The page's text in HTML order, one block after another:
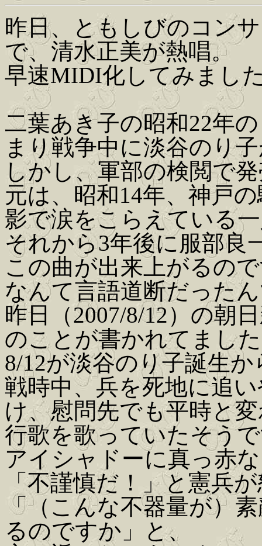
昨日、ともしびのコン
で、清水正美が熱唱。
早速MIDI化してみまし
二葉あき子の昭和22年
まり戦争中に淡谷のり
しかし、軍部の検閲で
元は、昭和14年、神戸
影で涙をこらえている
それから3年後に服部良
この曲が出来上がるの
なんて言語道断だった
昨日（2007/8/12）の朝
のことが書かれてまし
8/12が淡谷のり子誕生か
戦時中、兵を死地に追
け、慰問先でも平時と
行歌を歌っていたそう
アイシャドーに真っ赤
「不謹慎だ！」と憲兵
「（こんな不器量が）
るのですか」と、